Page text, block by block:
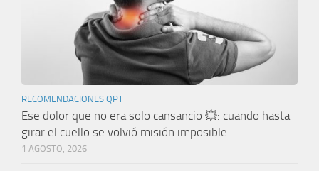
RECOMENDACIONES QPT
Ese dolor que no era solo cansancio 💥: cuando hasta
girar el cuello se volvió misión imposible
1 AGOSTO, 2026